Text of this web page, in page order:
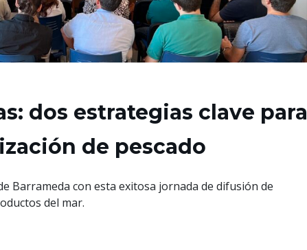
dos estrategias clave para
de pescado
Barrameda con esta exitosa jornada de difusión de
del mar.